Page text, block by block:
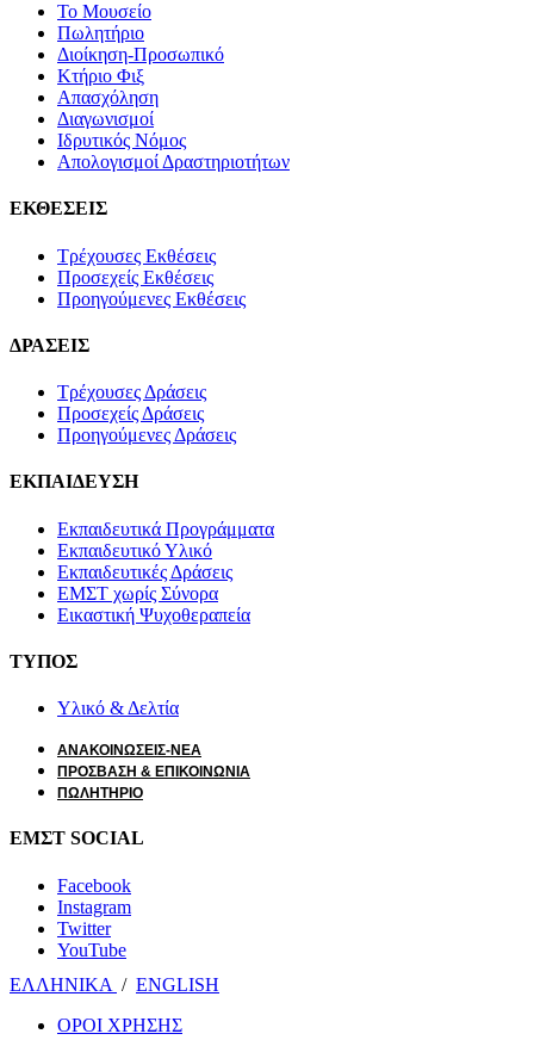
Το Μουσείο
Πωλητήριο
Διοίκηση-Προσωπικό
Κτήριο Φιξ
Απασχόληση
Διαγωνισμοί
Ιδρυτικός Νόμος
Απολογισμοί Δραστηριοτήτων
ΕΚΘΕΣΕΙΣ
Τρέχουσες Εκθέσεις
Προσεχείς Εκθέσεις
Προηγούμενες Εκθέσεις
ΔΡΑΣΕΙΣ
Τρέχουσες Δράσεις
Προσεχείς Δράσεις
Προηγούμενες Δράσεις
ΕΚΠΑΙΔΕΥΣΗ
Εκπαιδευτικά Προγράμματα
Εκπαιδευτικό Υλικό
Εκπαιδευτικές Δράσεις
ΕΜΣΤ χωρίς Σύνορα
Εικαστική Ψυχοθεραπεία
ΤΥΠΟΣ
Υλικό & Δελτία
ΑΝΑΚΟΙΝΩΣΕΙΣ-ΝΕΑ
ΠΡΟΣΒΑΣΗ & ΕΠΙΚΟΙΝΩΝΙΑ
ΠΩΛΗΤΗΡΙΟ
ΕΜΣΤ SOCIAL
Facebook
Instagram
Twitter
YouTube
ΕΛΛΗΝΙΚΑ / ΕΝGLISH
ΟΡΟΙ ΧΡΗΣΗΣ